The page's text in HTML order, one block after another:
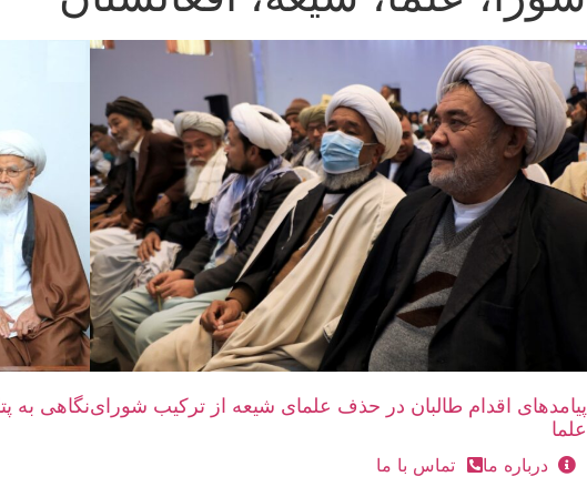
پیامدهای اقدام طالبان در حذف علمای شیعه از ترکیب شورای
علما
نگاهی به
درباره ما تماس با ما